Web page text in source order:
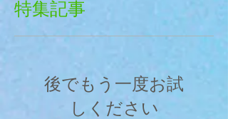
特集記事
後でもう一度お試
しください